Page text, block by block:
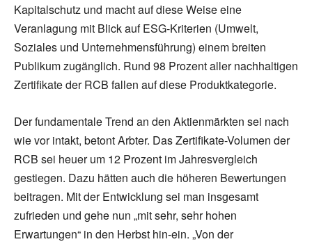
Kapitalschutz und macht auf diese Weise eine
Veranlagung mit Blick auf ESG-Kriterien (Umwelt,
Soziales und Unternehmensführung) einem breiten
Publikum zugänglich. Rund 98 Prozent aller nachhaltigen
Zertifikate der RCB fallen auf diese Produktkategorie.
Der fundamentale Trend an den Aktienmärkten sei nach
wie vor intakt, betont Arbter. Das Zertifikate-Volumen der
RCB sei heuer um 12 Prozent im Jahresvergleich
gestiegen. Dazu hätten auch die höheren Bewertungen
beitragen. Mit der Entwicklung sei man insgesamt
zufrieden und gehe nun „mit sehr, sehr hohen
Erwartungen“ in den Herbst hin-ein. „Von der